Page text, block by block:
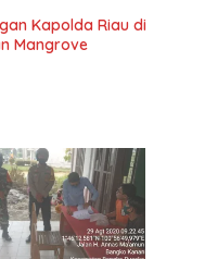
Kapolda Riau di
Mangrove